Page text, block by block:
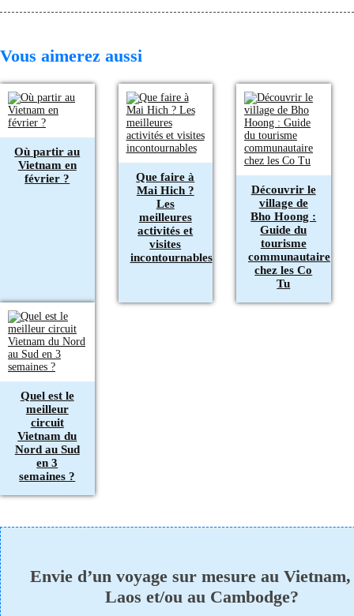
Vous aimerez aussi
Où partir au
Vietnam en
février ?
Que faire à
Mai Hich ?
Les
meilleures
activités et
visites
incontournables
Découvrir le
village de
Bho Hoong :
Guide du
tourisme
communautaire
chez les Co
Tu
Quel est le
meilleur
circuit
Vietnam du
Nord au Sud
en 3
semaines ?
Envie d’un voyage sur mesure au
Laos et/ou au Cambodge?